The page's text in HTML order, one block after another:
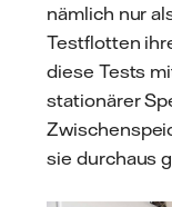
nämlich nur
Testflotten
diese Tests
stationärer
sie durchaus